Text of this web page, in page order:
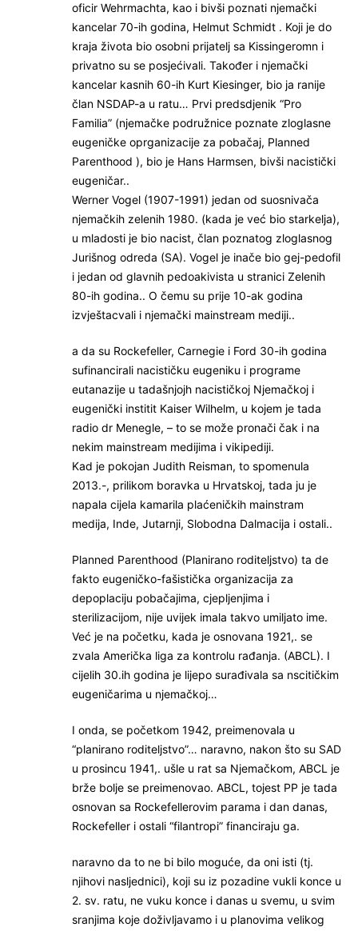
oficir Wehrmachta, kao i bivši poznati njemački
kancelar 70-ih godina, Helmut Schmidt . Koji je do
kraja života bio osobni prijatelj sa Kissingeromn i
privatno su se posjećivali. Također i njemački
kancelar kasnih 60-ih Kurt Kiesinger, bio ja ranije
član NSDAP-a u ratu… Prvi predsdjenik “Pro
Familia” (njemačke podružnice poznate zloglasne
eugeničke oprganizacije za pobačaj, Planned
Parenthood ), bio je Hans Harmsen, bivši nacistički
eugeničar..
Werner Vogel (1907-1991) jedan od suosnivača
njemačkih zelenih 1980. (kada je već bio starkelja),
u mladosti je bio nacist, član poznatog zloglasnog
Jurišnog odreda (SA). Vogel je inače bio gej-pedofil
i jedan od glavnih pedoakivista u stranici Zelenih
80-ih godina.. O čemu su prije 10-ak godina
izvještacvali i njemački mainstream mediji..
a da su Rockefeller, Carnegie i Ford 30-ih godina
sufinancirali nacističku eugeniku i programe
eutanazije u tadašnjojh nacističkoj Njemačkoj i
eugenički institit Kaiser Wilhelm, u kojem je tada
radio dr Menegle, – to se može pronači čak i na
nekim mainstream medijima i vikipediji.
Kad je pokojan Judith Reisman, to spomenula
2013.-, prilikom boravka u Hrvatskoj, tada ju je
napala cijela kamarila plaćeničkih mainstram
medija, Inde, Jutarnji, Slobodna Dalmacija i ostali..
Planned Parenthood (Planirano roditeljstvo) ta de
fakto eugeničko-fašistička organizacija za
depoplaciju pobačajima, cjepljenjima i
sterilizacijom, nije uvijek imala takvo umiljato ime.
Već je na početku, kada je osnovana 1921,. se
zvala Američka liga za kontrolu rađanja. (ABCL). I
cijelih 30.ih godina je lijepo surađivala sa nscitičkim
eugeničarima u njemačkoj…
I onda, se početkom 1942, preimenovala u
“planirano roditeljstvo”… naravno, nakon što su SAD
u prosincu 1941,. ušle u rat sa Njemačkom, ABCL je
brže bolje se preimenovao. ABCL, tojest PP je tada
osnovan sa Rockefellerovim parama i dan danas,
Rockefeller i ostali “filantropi” financiraju ga.
naravno da to ne bi bilo moguće, da oni isti (tj.
njihovi nasljednici), koji su iz pozadine vukli konce u
2. sv. ratu, ne vuku konce i danas u svemu, u svim
sranjima koje doživljavamo i u planovima velikog